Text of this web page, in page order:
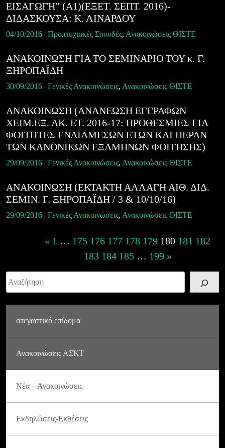
ΕΙΣΑΓΩΓΗ” (Α1)(ΕΞΕΤ. ΣΕΠΤ. 2016)-
ΔΙΔΑΣΚΟΥΣΑ: Κ. ΛΙΝΑΡΔΟΥ
04/10/2016 | Προπτυχιακές Σπουδές, Ανακοινώσεις ΘΙΣΤΕ
ΑΝΑΚΟΙΝΩΣΗ ΓΙΑ ΤΟ ΣΕΜΙΝΑΡΙΟ ΤΟΥ κ. Γ.
ΞΗΡΟΠΑΪΔΗ
30/09/2016 | Γενικές Ανακοινώσεις, Ανακοινώσεις ΘΙΣΤΕ
ΑΝΑΚΟΙΝΩΣΗ (ΑΝΑΝΕΩΣΗ ΕΓΓΡΑΦΩΝ
ΧΕΙΜ.ΕΞ. ΑΚ. ΕΤ. 2016-17: ΠΡΟΘΕΣΜΙΕΣ ΓΙΑ
ΦΟΙΤΗΤΕΣ ΕΝΔΙΑΜΕΣΩΝ ΕΤΩΝ ΚΑΙ ΠΕΡΑΝ
ΤΩΝ ΚΑΝΟΝΙΚΩΝ ΕΞΑΜΗΝΩΝ ΦΟΙΤΗΣΗΣ)
29/09/2016 | Γενικές Ανακοινώσεις, Ανακοινώσεις ΘΙΣΤΕ
ΑΝΑΚΟΙΝΩΣΗ (ΕΚΤΑΚΤΗ ΑΛΛΑΓΗ ΑΙΘ. ΔΙΔ.
ΣΕΜΙΝ. Γ. ΞΗΡΟΠΑΪΔΗ / 3 & 10/10/16)
29/09/2016 | Γενικές Ανακοινώσεις, Ανακοινώσεις ΘΙΣΤΕ
« 1 … 175 176 177 178 179 180 181 182
183 184 185 … 199 »
Αναζήτηση
στεγαστικό επίδομα
Ανακοινώσεις ΑΣΚΤ
Νέα – Ανακοινώσεις
Εκδηλώσεις-Εκθέσεις